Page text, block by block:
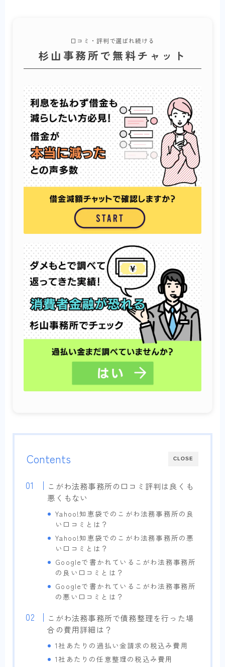
口コミ・評判で選ばれ続ける
杉山事務所で無料チャット
CLOSE
Contents
こがわ法務事務所の口コミ評判は良くも
悪くもない
Yahoo!知恵袋でのこがわ法務事務所の良
い口コミとは？
Yahoo!知恵袋でのこがわ法務事務所の悪
い口コミとは？
Googleで書かれているこがわ法務事務所
の良い口コミとは？
Googleで書かれているこがわ法務事務所
の悪い口コミとは？
こがわ法務事務所で債務整理を行った場
合の費用詳細は？
1社あたりの過払い金請求の税込み費用
1社あたりの任意整理の税込み費用